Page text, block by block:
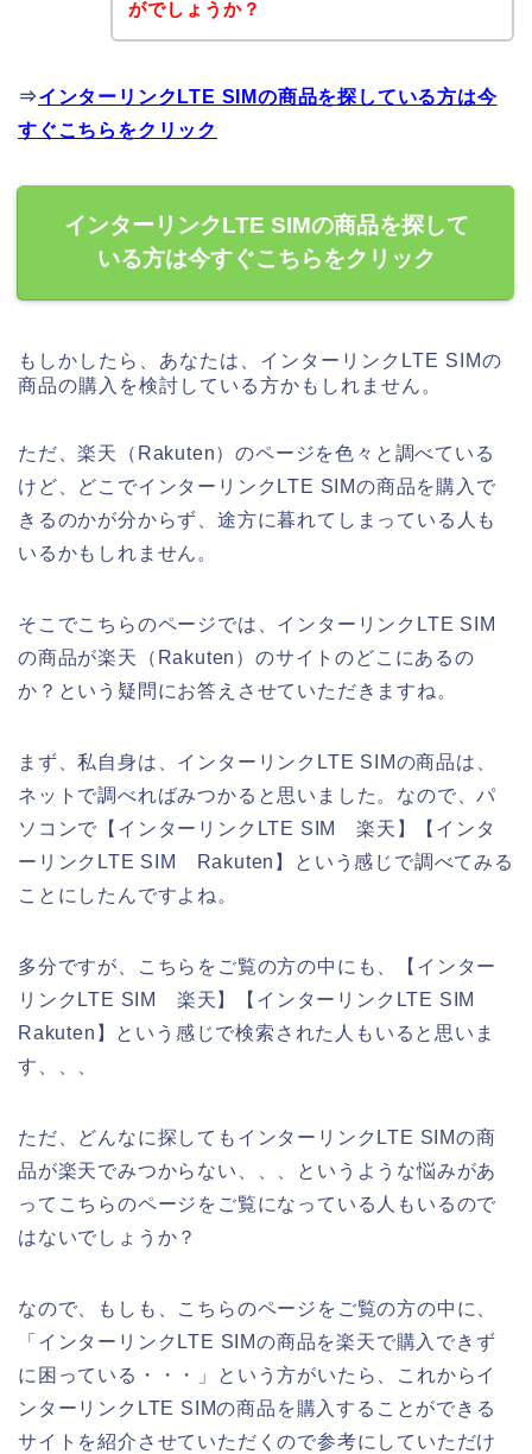
がでしょうか？
⇒インターリンクLTE SIMの商品を探している方は今
すぐこちらをクリック
インターリンクLTE SIMの商品を探して
いる方は今すぐこちらをクリック
もしかしたら、あなたは、インターリンクLTE SIMの
商品の購入を検討している方かもしれません。
ただ、楽天（Rakuten）のページを色々と調べている
けど、どこでインターリンクLTE SIMの商品を購入で
きるのかが分からず、途方に暮れてしまっている人も
いるかもしれません。
そこでこちらのページでは、インターリンクLTE SIM
の商品が楽天（Rakuten）のサイトのどこにあるの
か？という疑問にお答えさせていただきますね。
まず、私自身は、インターリンクLTE SIMの商品は、
ネットで調べればみつかると思いました。なので、パ
ソコンで【インターリンクLTE SIM 楽天】【インタ
ーリンクLTE SIM Rakuten】という感じで調べてみる
ことにしたんですよね。
多分ですが、こちらをご覧の方の中にも、【インター
リンクLTE SIM 楽天】【インターリンクLTE SIM
Rakuten】という感じで検索された人もいると思いま
す、、、
ただ、どんなに探してもインターリンクLTE SIMの商
品が楽天でみつからない、、、というような悩みがあ
ってこちらのページをご覧になっている人もいるので
はないでしょうか？
なので、もしも、こちらのページをご覧の方の中に、
「インターリンクLTE SIMの商品を楽天で購入できず
に困っている・・・」という方がいたら、これからイ
ンターリンクLTE SIMの商品を購入することができる
サイトを紹介させていただくので参考にしていただけ